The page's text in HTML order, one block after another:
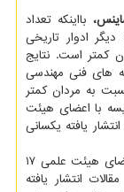
بااینکه تعداد
ادوار تاریخی
کمتر است. نتایج
رشته های فنی مهندسی
به مردان کمتر
با اعضای هیئت
یافته یکسانی
اطلاعات انتشار یافته درباره ی حقوق و دستمزد اعضای هیئت علمی ۱۷
انتشار یافته